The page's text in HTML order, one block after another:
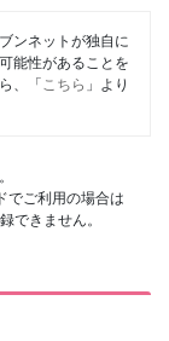
ンネットが独自に
能性があることを
、「 こちら 」より
でご利用の場合は
できません。